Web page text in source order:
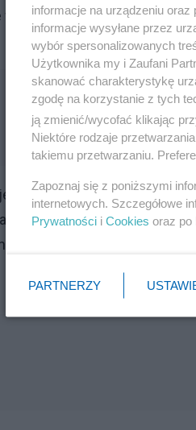
obronie Fantomasa... -
wybitnie prostackie i
/i nasze polskie/
zaścianek - oburzał się
Reklama
informacje na urządzeniu
informacje wysyłane przez
wybór spersonalizowanych
Użytkownika my i Zaufani
skanować charakterystykę
zgodę na korzystanie z tych
ją zmienić/wycofać klikając
Niektóre rodzaje
takiemu przetwarzaniu.
Zapoznaj się z poniższymi
internetowych. Szczegółowe
Prywatności i Cookies oraz po
PARTNERZY